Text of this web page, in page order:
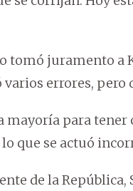
tomó juramento a
errores, pero
mayoría para
que se actuó
de la República,